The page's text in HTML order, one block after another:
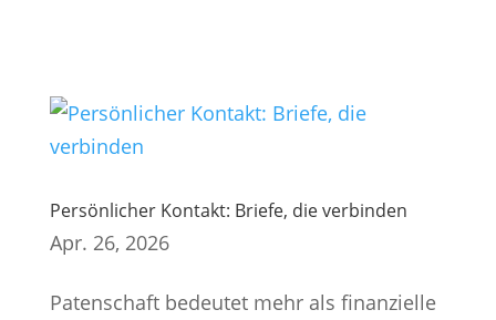
Persönlicher Kontakt: Briefe, die verbinden
Apr. 26, 2026
Patenschaft bedeutet mehr als finanzielle